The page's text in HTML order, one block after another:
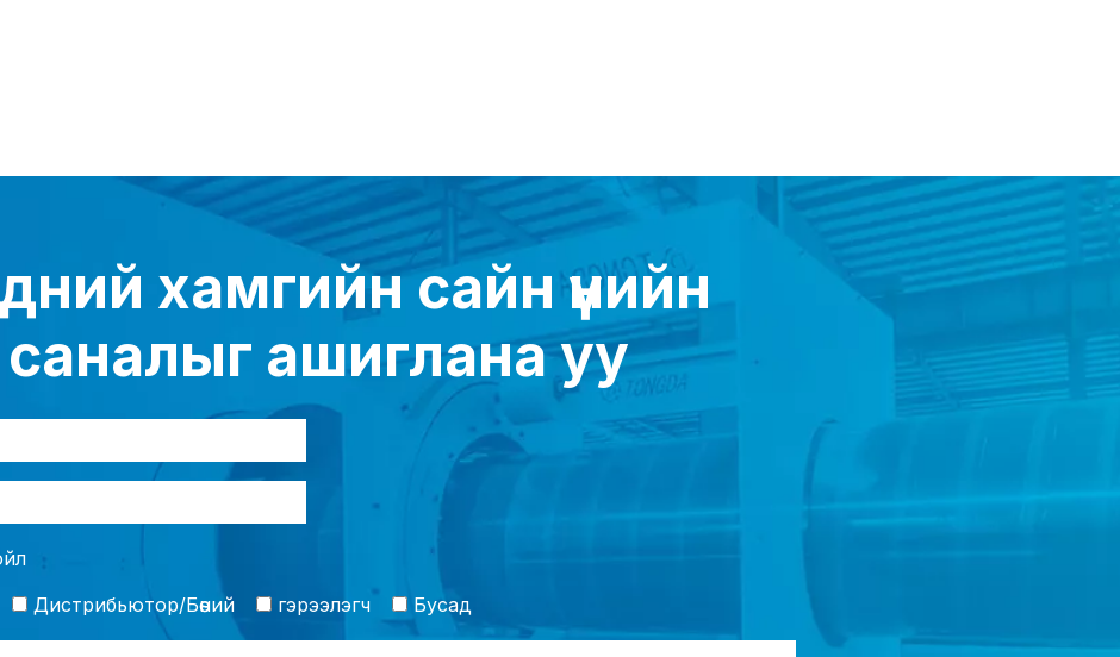
хамгийн сайн үнийн
саналыг ашиглана уу
Дистрибьютор/Бөөний гэрээлэгч Бусад